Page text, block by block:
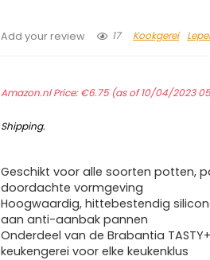
Add your review 17 Kookgerei
Amazon.nl Price:€6.75(as of 10/04/2023
Shipping.
Geschikt voor alle soorten potten,
doordachte vormgeving
Hoogwaardig, hittebestendig
aan anti-aanbak pannen
Onderdeel van de Brabantia
keukengerei voor elke keukenklus